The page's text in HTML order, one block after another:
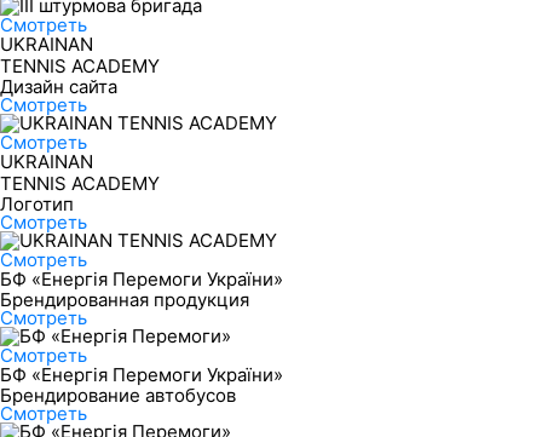
Смотреть
UKRAINAN
TENNIS ACADEMY
Дизайн сайта
Смотреть
Смотреть
UKRAINAN
TENNIS ACADEMY
Логотип
Смотреть
Смотреть
БФ «Енергія Перемоги України»
Брендированная продукция
Смотреть
Смотреть
БФ «Енергія Перемоги України»
Брендирование автобусов
Смотреть